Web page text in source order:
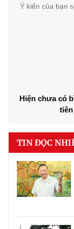
Ý kiến của bạn
Hiện chưa có
TIN ĐỌC